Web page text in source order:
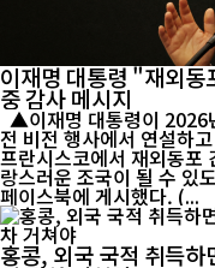
이재명 대통령 "재외
중 감사 메시지
▲이재명 대통령이 2026년 6월 30일 광주에서 열린 첨단산업 발
전 비전 행사에서 연설하
프란시스코에서 재외동포
랑스러운 조국이 될 수 있
페이스북에 게시했다. (...
홍콩, 외국 국적 취득